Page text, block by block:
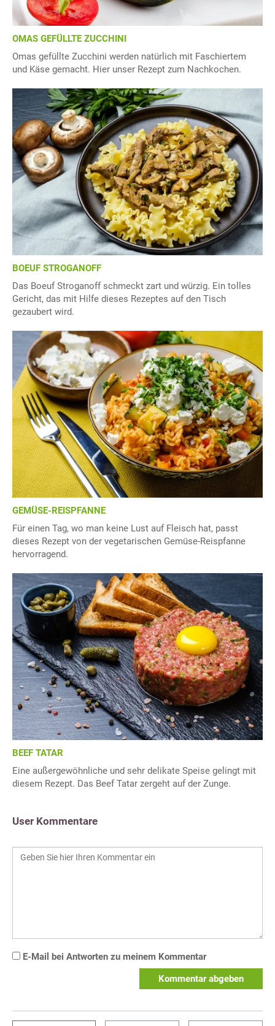
OMAS GEFÜLLTE ZUCCHINI
Omas gefüllte Zucchini werden natürlich mit Faschiertem
und Käse gemacht. Hier unser Rezept zum Nachkochen.
BOEUF STROGANOFF
Das Boeuf Stroganoff schmeckt zart und würzig. Ein tolles
Gericht, das mit Hilfe dieses Rezeptes auf den Tisch
gezaubert wird.
GEMÜSE-REISPFANNE
Für einen Tag, wo man keine Lust auf Fleisch hat, passt
dieses Rezept von der vegetarischen Gemüse-Reispfanne
hervorragend.
BEEF TATAR
Eine außergewöhnliche und sehr delikate Speise gelingt mit
diesem Rezept. Das Beef Tatar zergeht auf der Zunge.
User Kommentare
E-Mail bei Antworten zu meinem Kommentar
Kommentar abgeben